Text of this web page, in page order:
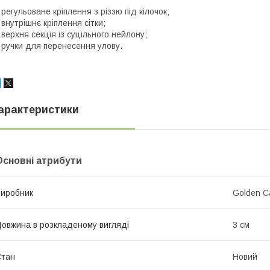
регульоване кріплення з різзю під кілочок;
внутрішнє кріплення сітки;
верхня секція із суцільного нейлону;
ручки для перенесення улову.
атрибути
Golden
в розкладеному вигляді 3 см
Новий